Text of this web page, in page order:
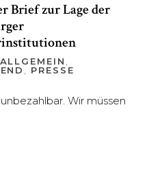
Brief zur Lage der
ALLGEMEIN ,
, PRESSE
Wir müssen